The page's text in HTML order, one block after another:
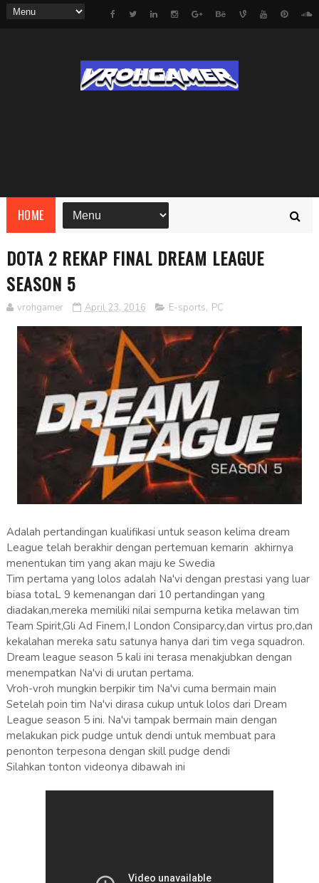
HOME
DOTA 2 REKAP FINAL DREAM LEAGUE
SEASON 5
vrohgamer April 23, 2016 E-sports, PC
Adalah pertandingan kualifikasi untuk season kelima dream
League telah berakhir dengan pertemuan kemarin akhirnya
menentukan tim yang akan maju ke Swedia
Tim pertama yang lolos adalah Na'vi dengan prestasi yang luar
biasa totaL 9 kemenangan dari 10 pertandingan yang
diadakan,mereka memiliki nilai sempurna ketika melawan tim
Team Spirit,Gli Ad Finem,I London Consiparcy,dan virtus pro,dan
kekalahan mereka satu satunya hanya dari tim vega squadron.
Dream league season 5 kali ini terasa menakjubkan dengan
menempatkan Na'vi di urutan pertama.
Vroh-vroh mungkin berpikir tim Na'vi cuma bermain main
Setelah poin tim Na'vi dirasa cukup untuk lolos dari Dream
League season 5 ini. Na'vi tampak bermain main dengan
melakukan pick pudge untuk dendi untuk membuat para
penonton terpesona dengan skill pudge dendi
Silahkan tonton videonya dibawah ini